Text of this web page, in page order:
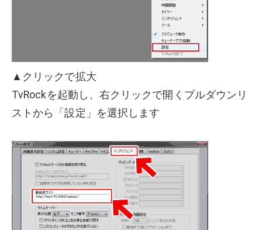
▲クリックで拡大
TvRockを起動し、右クリックで開くプルダウンリ
ストから「設定」を選択します